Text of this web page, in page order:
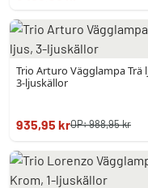
Trio Arturo Vägglampa Trä
3-ljuskällor
935,95 krOP:988,95 kr